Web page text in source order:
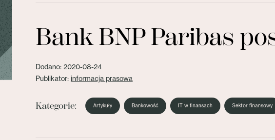
Bank BNP Paribas
Dodano: 2020-08-24
Publikator: informacja prasowa
Kategorie: Artykuły Bankowość IT w finansach Sektor finansowy